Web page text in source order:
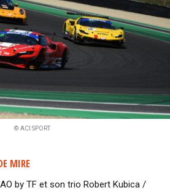
© ACI SPORT
MIRE
by TF et son trio Robert Kubica /